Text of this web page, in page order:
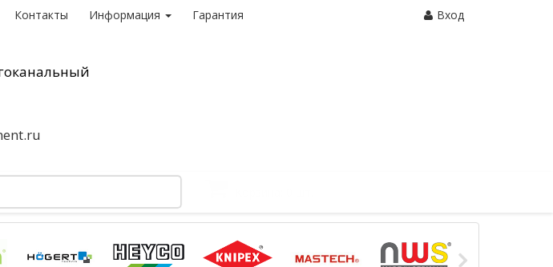
Контакты Информация Гарантия Вход